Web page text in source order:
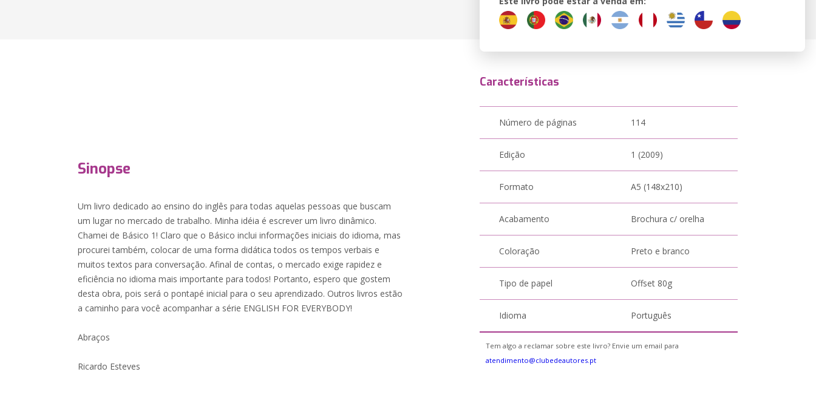
Sinopse
Um livro dedicado ao ensino do inglês para todas aquelas pessoas que buscam
um lugar no mercado de trabalho. Minha idéia é escrever um livro dinâmico.
Chamei de Básico 1! Claro que o Básico inclui informações iniciais do idioma, mas
procurei também, colocar de uma forma didática todos os tempos verbais e
muitos textos para conversação. Afinal de contas, o mercado exige rapidez e
eficiência no idioma mais importante para todos! Portanto, espero que gostem
desta obra, pois será o pontapé inicial para o seu aprendizado. Outros livros estão
a caminho para você acompanhar a série ENGLISH FOR EVERYBODY!
Abraços
Ricardo Esteves
Características
Número de páginas 114
Edição 1 (2009)
Formato A5 (148x210)
Acabamento Brochura c/ orelha
Coloração Preto e branco
Tipo de papel Offset 80g
Idioma Português
Tem algo a reclamar sobre este livro? Envie um email para
atendimento@clubedeautores.pt